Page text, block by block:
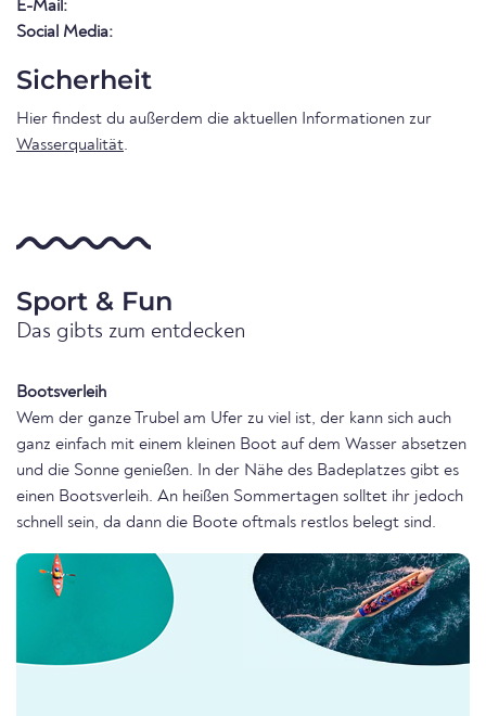
E-Mail:
Social Media:
Sicherheit
Hier findest du außerdem die aktuellen Informationen zur
Wasserqualität.
Sport & Fun
Das gibts zum entdecken
Bootsverleih
Wem der ganze Trubel am Ufer zu viel ist, der kann sich auch
ganz einfach mit einem kleinen Boot auf dem Wasser absetzen
und die Sonne genießen. In der Nähe des Badeplatzes gibt es
einen Bootsverleih. An heißen Sommertagen solltet ihr jedoch
schnell sein, da dann die Boote oftmals restlos belegt sind.